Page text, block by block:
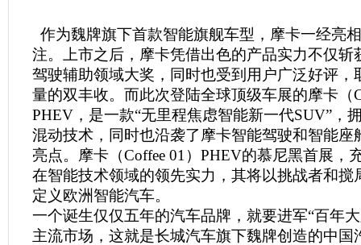
作为魏牌旗下首款智能旗舰车型，摩卡一经亮
注。上市之后，摩卡凭借出色的产品实力不仅斩
驾驶辅助领域大奖，同时也受到用户广泛好评，
量的双丰收。而此次登陆全球顶级车展的摩卡（
PHEV，是一款“无里程焦虑智能新一代SUV”，
混动技术，同时也沿袭了摩卡智能驾驶和智能座
亮点。摩卡（Coffee 01）PHEV的慕尼黑首展，
在智能技术领域的领先实力，其将以挑战者和搅
定义欧洲智能汽车。
一个诞生仅仅五年的汽车品牌，就要进军“百年
主流市场，这就是长城汽车旗下魏牌创造的中国